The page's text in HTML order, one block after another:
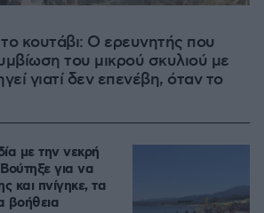
κουτάβι: Ο ερευνητής που
του μικρού σκυλιού με
γιατί δεν επενέβη, όταν το
με την νεκρή
για να
και πνίγηκε, τα
βοήθεια